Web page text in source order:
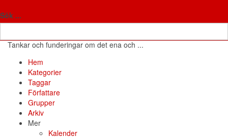
Sök ...
Fria tankar
Tankar och funderingar om det ena och ...
Hem
Search
Prenumerera
blogguppdateringar
Avsluta
prenumeration
blogg
Sign
Hem
Kategorier
Taggar
Författare
Grupper
Arkiv
Mer
Kalender